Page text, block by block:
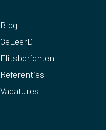
Blog
GeLeerD
Flitsberichten
Referenties
Vacatures